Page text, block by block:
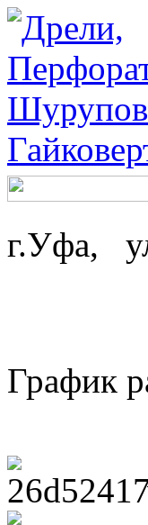
г.Уфа,